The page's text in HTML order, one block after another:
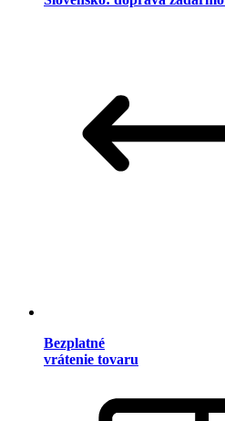
Bezplatné
vrátenie tovaru